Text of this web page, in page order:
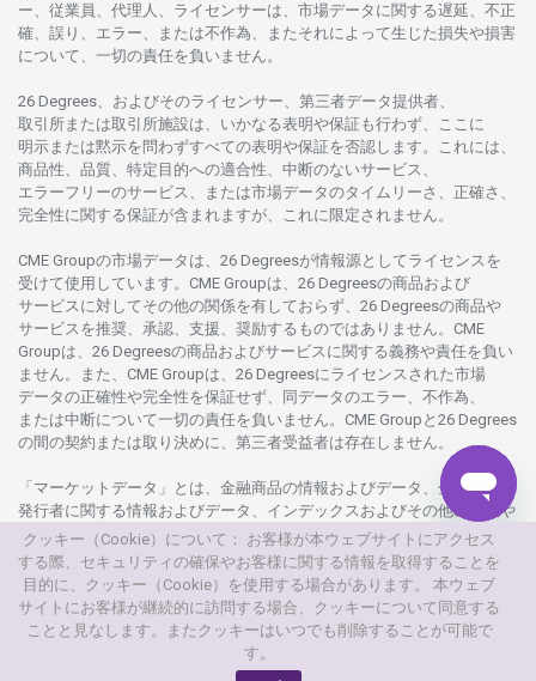
ー、従業員、代理人、ライセンサーは、 市場データに関する遅延、不正
確、誤り、エラー、
または不作為、 またそれによって生じた損失や損害
について、 一切の責任を負いません。
26 Degrees、 およびそのライセンサー、 第三者データ提供者、
取引所または取引所施設は、いかなる表明や保証も行わず、 ここに
明示または黙示を 問わずすべての表明や保証を否認し ます。 これには、
商品性、品質、 特定目的への適合性、 中断のないサービス、
エラーフリーのサービス、 または市場データのタイムリーさ、正確さ、
完全性に関する保証が含まれますが、これに限定さ れません。
CME Groupの市場データは、26 Degreesが情報源としてライセンスを
受けて使用しています。 CME Groupは、26 Degreesの商品および
サービスに対してその他の関係を有しておらず、26 Degreesの商品や
サービスを推奨、承認、支援、 奨励するものではありません。 CME
Groupは、26 Degreesの商品およびサービスに関する義務や責任を負い
ません。また、CME Groupは、26 Degreesにライセンスさ れた市場
データの正確性や完全性を保証せず、 同 データのエラー、不作為、
または中断について一切の責任を負いません。 CME Groupと26 Degrees
の間の契約または取り 決めに、 第三者受益者は存在し ません。
「マーケットデータ」とは、 金融商品の情報およびデータ、 金融商品の
発行者に関する情報およびデータ、 インデックスおよびその他の
情報や
データを指し、26 Degreesまたは26 Degreesグループ会社が提供する
製品や サービスの 一部として、更新頻度を問わ ず提供さ れるものを
意味します。
© 2026 本 ウェブサイトは、AXIORYが 所有・運営しています。
© AXIORYは、Axiory Global Ltd.の商標です。
クッキー（Cookie）について： お客様が本ウェブサイトにアクセス
する際、セキュリティの確保やお客様に関する情報を取得することを
目的に、クッキー（Cookie）を使用する場合があります。 本ウェブ
サイトにお客様が継続的に訪問する場合、クッキーについて同意する
ことと見なします。またクッキーはいつでも削除することが可能で
す。